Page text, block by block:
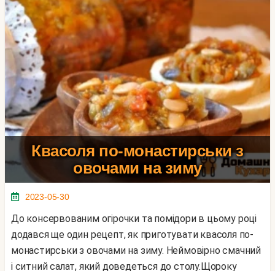
Квасоля по-монастирськи з
овочами на зиму
2023-05-30
До консервованим огірочки та помідори в цьому році
додався ще один рецепт, як приготувати квасоля по-
монастирськи з овочами на зиму. Неймовірно смачний
і ситний салат, який доведеться до столу.Щороку